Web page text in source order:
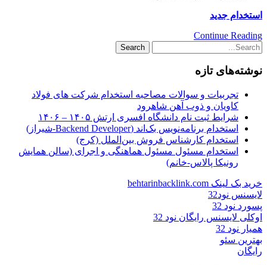
استخدام جدید
Continue Reading
نوشته‌های تازه
تجربیات و سوالات مصاحبه استخدام شرکت های فولاد
کاویان و ذوب آهن شاهرود
شرایط ثبت نام دانشگاه افسری ارتش ۱۴۰۵ – ۱۴۰۶
استخدام برنامه‌نویس بک‌اند (Backend Developer-شیراز)
استخدام کارشناس فروش بین‌الملل (کرج)
استخدام مسئول مسئول هماهنگی و اجرای (سالن همایش
رونیکا پالاس-خانم)
خرید بک لینک behtarinbacklink.com
لایسنس نود32
پسورد نود 32
اوکلی لایسنس رایگان نود 32
همیار نود 32
بهترین سئو
رایگان